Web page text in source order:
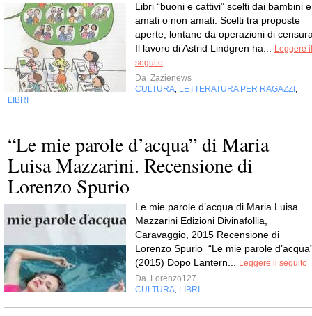
Libri “buoni e cattivi” scelti dai bambini e
amati o non amati. Scelti tra proposte
aperte, lontane da operazioni di
Il lavoro di Astrid Lindgren ha...
Leggere il
seguito
Da Zazienews
CULTURA LETTERATURA PER RAGAZZI
LIBRI
“Le mie parole d’acqua” di Maria
Luisa Mazzarini. Recensione di
Lorenzo Spurio
Le mie parole d’acqua di Maria Luisa
Mazzarini Edizioni Divinafollia,
Caravaggio, 2015 Recensione di
Lorenzo Spurio “Le mie parole
(2015) Dopo Lantern...
Leggere il seguito
Da Lorenzo127
CULTURA LIBRI